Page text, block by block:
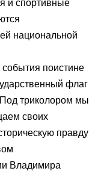
и спортивные
национальной
поистине
флаг
Под триколором мы
своих
правду
Владимира